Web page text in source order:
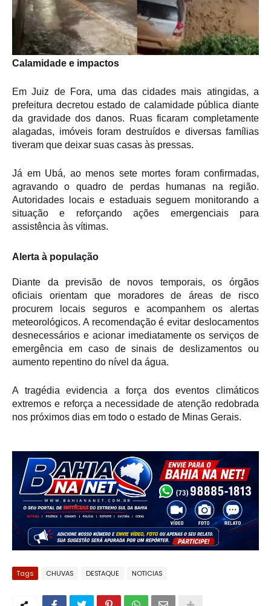
Calamidade e impactos
Em Juiz de Fora, uma das cidades mais atingidas, a
prefeitura decretou estado de calamidade pública diante
da gravidade dos danos. Ruas ficaram completamente
alagadas, imóveis foram destruídos e diversas famílias
tiveram que deixar suas casas às pressas.
Já em Ubá, ao menos sete mortes foram confirmadas,
agravando o quadro de perdas humanas na região.
Autoridades locais e estaduais seguem monitorando a
situação e reforçando ações emergenciais para
assistência às vítimas.
Alerta à população
Diante da previsão de novos temporais, os órgãos
oficiais orientam que moradores de áreas de risco
procurem locais seguros e acompanhem os alertas
meteorológicos. A recomendação é evitar deslocamentos
desnecessários e acionar imediatamente os serviços de
emergência em caso de sinais de deslizamentos ou
aumento repentino do nível da água.
A tragédia evidencia a força dos eventos climáticos
extremos e reforça a necessidade de atenção redobrada
nos próximos dias em todo o estado de Minas Gerais.
Tags CHUVAS DESTAQUE NOTICIAS